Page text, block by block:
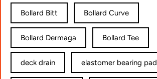
Bollard Bitt Bollard Curve
Bollard Dermaga Bollard Tee
deck drain elastomer bearing pad